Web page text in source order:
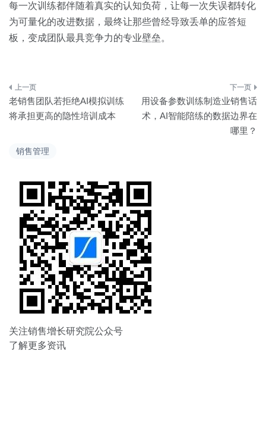
销售管理
每一次训练都伴随着真实的认知负荷，让每一次失误都转化
为可量化的改进数据，最终让那些曾经导致丢单的应答短
板，变成团队最具竞争力的专业壁垒。
文
章
老销售团队若拒绝AI模拟训练
将承担更高的隐性培训成本
用设备参数训练制造业销售话
术，AI智能陪练的数据边界在
哪里？
关注销售增长研究院公众号
了解更多资讯